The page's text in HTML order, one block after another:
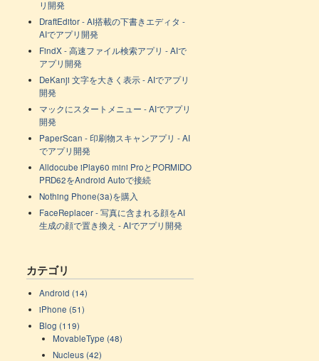
リ開発
DraftEditor - AI搭載の下書きエディタ -
AIでアプリ開発
FindX - 高速ファイル検索アプリ - AIで
アプリ開発
DeKanji 文字を大きく表示 - AIでアプリ
開発
マックにスタートメニュー - AIでアプリ
開発
PaperScan - 印刷物スキャンアプリ - AI
でアプリ開発
Alldocube iPlay60 mini ProとPORMIDO
PRD62をAndroid Autoで接続
Nothing Phone(3a)を購入
FaceReplacer - 写真に含まれる顔をAI
生成の顔で置き換え - AIでアプリ開発
カテゴリ
Android (14)
iPhone (51)
Blog (119)
MovableType (48)
Nucleus (42)